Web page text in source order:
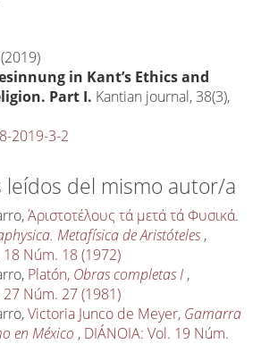
in Kant’s Ethics and
Part I. Kantian journal, 38(3),
2019-3-2
leídos del mismo autor/a
Άριστοτέλους τά μετά τά Φυσικά.
Metafísica de Aristóteles ,
18 Núm. 18 (1972)
Platón, Obras completas I ,
27 Núm. 27 (1981)
Victoria Junco de Meyer, Gamarra
en México , DIÁNOIA: Vol. 19 Núm.